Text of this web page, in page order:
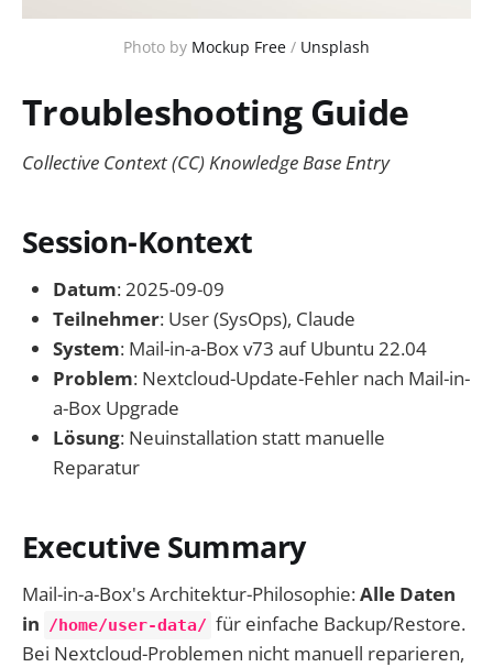
Photo by Mockup Free / Unsplash
Troubleshooting Guide
Collective Context (CC) Knowledge Base Entry
Session-Kontext
Datum: 2025-09-09
Teilnehmer: User (SysOps), Claude
System: Mail-in-a-Box v73 auf Ubuntu 22.04
Problem: Nextcloud-Update-Fehler nach Mail-in-
a-Box Upgrade
Lösung: Neuinstallation statt manuelle
Reparatur
Executive Summary
Mail-in-a-Box's Architektur-Philosophie:Alle Daten
in /home/user-data/ für einfache Backup/Restore.
Bei Nextcloud-Problemen nicht manuell reparieren,